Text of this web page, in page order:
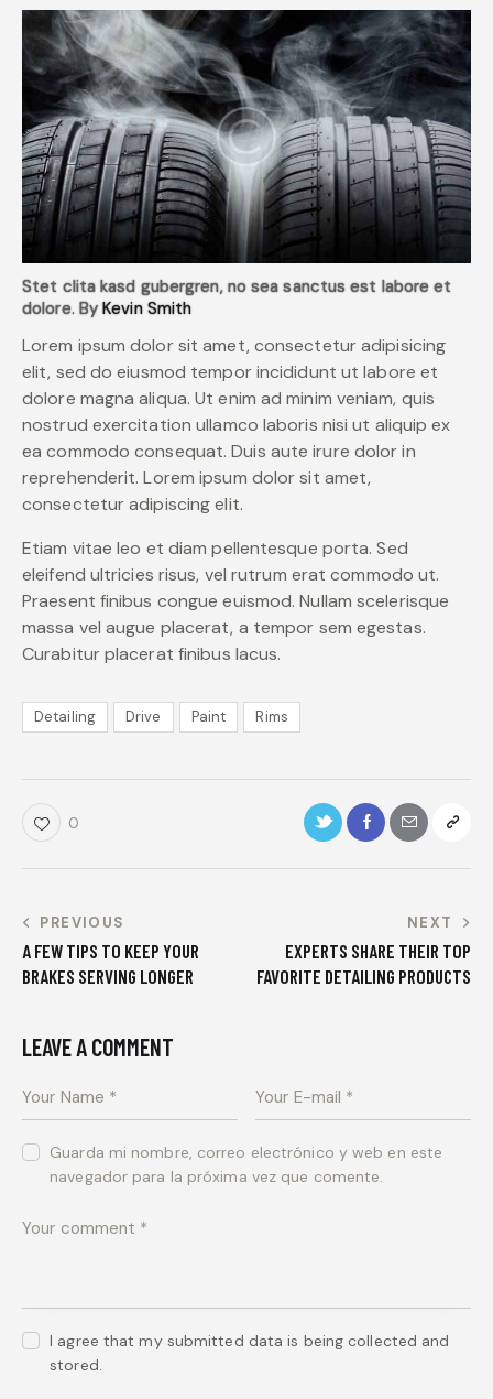
Stet clita kasd gubergren, no sea sanctus est labore et
dolore. ByKevin Smith
Lorem ipsum dolor sit amet, consectetur adipisicing
elit, sed do eiusmod tempor incididunt ut labore et
dolore magna aliqua. Ut enim ad minim veniam, quis
nostrud exercitation ullamco laboris nisi ut aliquip ex
ea commodo consequat. Duis aute irure dolor in
reprehenderit. Lorem ipsum dolor sit amet,
consectetur adipiscing elit.
Etiam vitae leo et diam pellentesque porta. Sed
eleifend ultricies risus, vel rutrum erat commodo ut.
Praesent finibus congue euismod. Nullam scelerisque
massa vel augue placerat, a tempor sem egestas.
Curabitur placerat finibus lacus.
Detailing Drive Paint Rims
0
PREVIOUS
A FEW TIPS TO KEEP YOUR
BRAKES SERVING LONGER
NEXT
EXPERTS SHARE THEIR TOP
FAVORITE DETAILING PRODUCTS
LEAVE A COMMENT
Guarda mi nombre, correo electrónico y web en este
navegador para la próxima vez que comente.
I agree that my submitted data is being collected and
stored.